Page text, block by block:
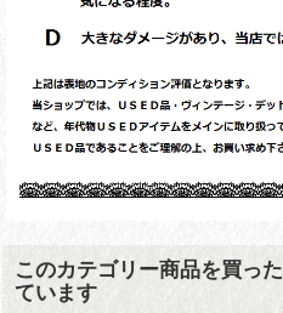
このカテゴリー商品を買っ
ています